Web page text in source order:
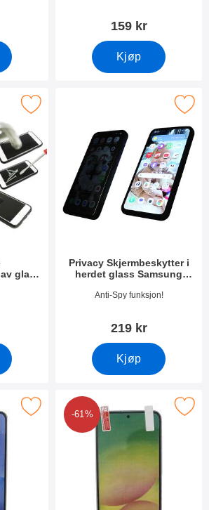
159 kr
Kjøp
glass
av glass Samsung Galaxy A36 som
Privacy Skjermbeskytter i
herdet glass Samsung
Varenummer 53036
Anti-Spy funksjon!
219 kr
Kjøp
privacy Skjermbeskytter i herdet
Galaxy A36 som favoritt
-61%
Merk 6-pakning Skjermbeskyttelse